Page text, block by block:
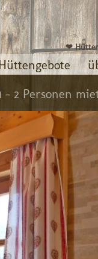
❤
- 2 Personen